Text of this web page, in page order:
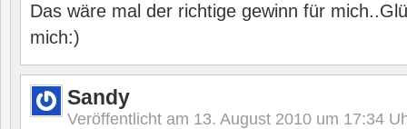
Das wäre mal der richtige gewinn für
mich:)
Sandy
Veröffentlicht am 13. August 2010 um 17:34